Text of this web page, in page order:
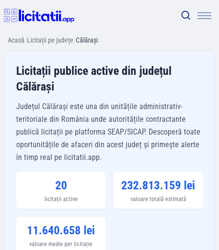
Acasă/Licitații pe județe/Călărași
Licitații publice active din județul
Călărași
Județul Călărași este una din unitățile administrativ-
teritoriale din România unde autoritățile contractante
publică licitații pe platforma SEAP/SICAP. Descoperă toate
oportunitățile de afaceri din acest județ și primește alerte
în timp real pe licitatii.app.
20
licitații active
232.813.159 lei
valoare totală estimată
11.640.658 lei
valoare medie per licitație